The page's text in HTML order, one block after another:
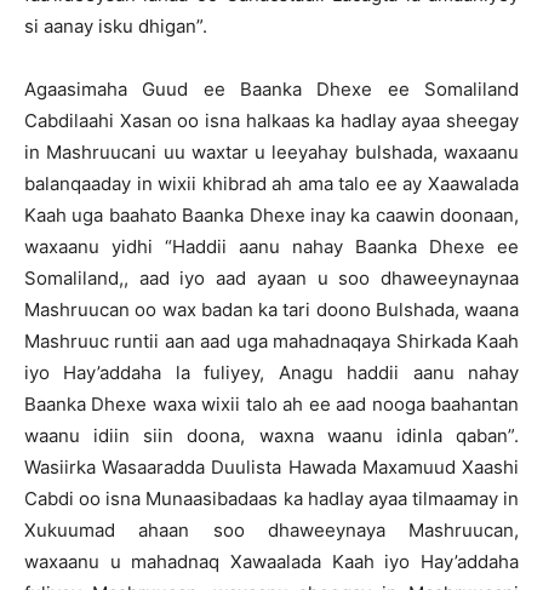
si aanay isku dhigan”.
Agaasimaha Guud ee Baanka Dhexe ee Somaliland
Cabdilaahi Xasan oo isna halkaas ka hadlay ayaa sheegay
in Mashruucani uu waxtar u leeyahay bulshada, waxaanu
balanqaaday in wixii khibrad ah ama talo ee ay Xaawalada
Kaah uga baahato Baanka Dhexe inay ka caawin doonaan,
waxaanu yidhi “Haddii aanu nahay Baanka Dhexe ee
Somaliland,, aad iyo aad ayaan u soo dhaweeynaynaa
Mashruucan oo wax badan ka tari doono Bulshada, waana
Mashruuc runtii aan aad uga mahadnaqaya Shirkada Kaah
iyo Hay’addaha la fuliyey, Anagu haddii aanu nahay
Baanka Dhexe waxa wixii talo ah ee aad nooga baahantan
waanu idiin siin doona, waxna waanu idinla qaban”.
Wasiirka Wasaaradda Duulista Hawada Maxamuud Xaashi
Cabdi oo isna Munaasibadaas ka hadlay ayaa tilmaamay in
Xukuumad ahaan soo dhaweeynaya Mashruucan,
waxaanu u mahadnaq Xawaalada Kaah iyo Hay’addaha